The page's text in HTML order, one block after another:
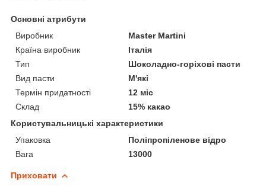
Основні атрибути
Виробник
Master Martini
Країна виробник
Італія
Тип
Шоколадно-горіхові пасти
Вид пасти
М'які
Термін придатності
12 міс
Склад
15% какао
Користувальницькі характеристики
Упаковка
Поліпропіленове відро
Вага
13000
Приховати